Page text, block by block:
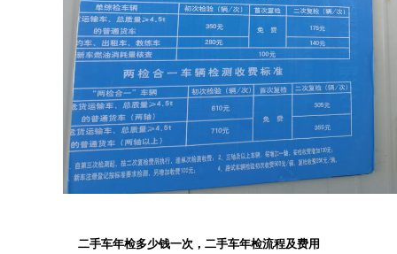
二手车年检多少钱一次，二手车年检流程及费用